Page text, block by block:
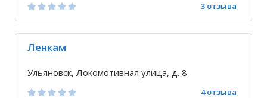
3 отзыва
Ленкам
Ульяновск, Локомотивная улица, д. 8
4 отзыва